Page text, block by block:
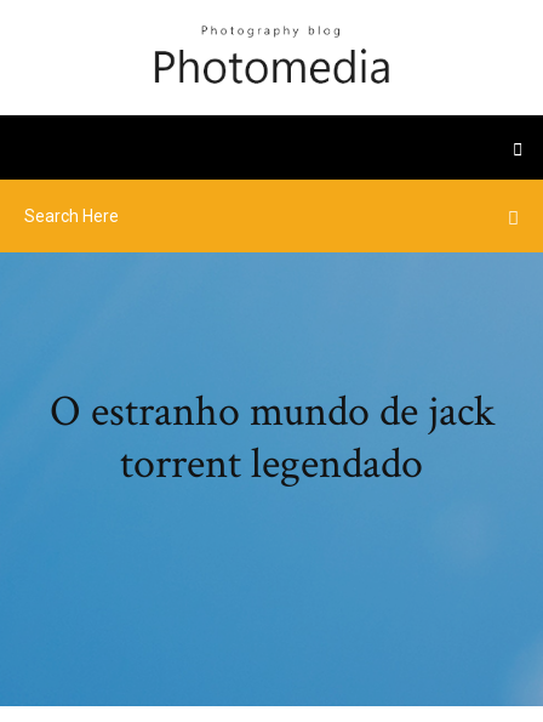
O estranho mundo de jack
torrent legendado